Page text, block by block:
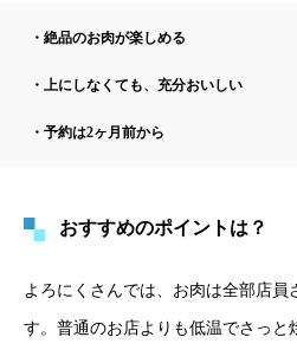
・絶品のお肉が楽しめる
・上にしなくても、充分おいしい
・予約は2ヶ月前から
おすすめのポイントは？
よろにくさんでは、お肉は全部店員
す。普通のお店よりも低温でさっと